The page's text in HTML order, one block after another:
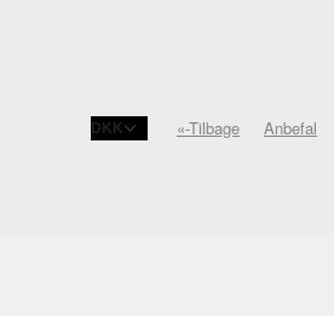
«-Tilbage Anbefal